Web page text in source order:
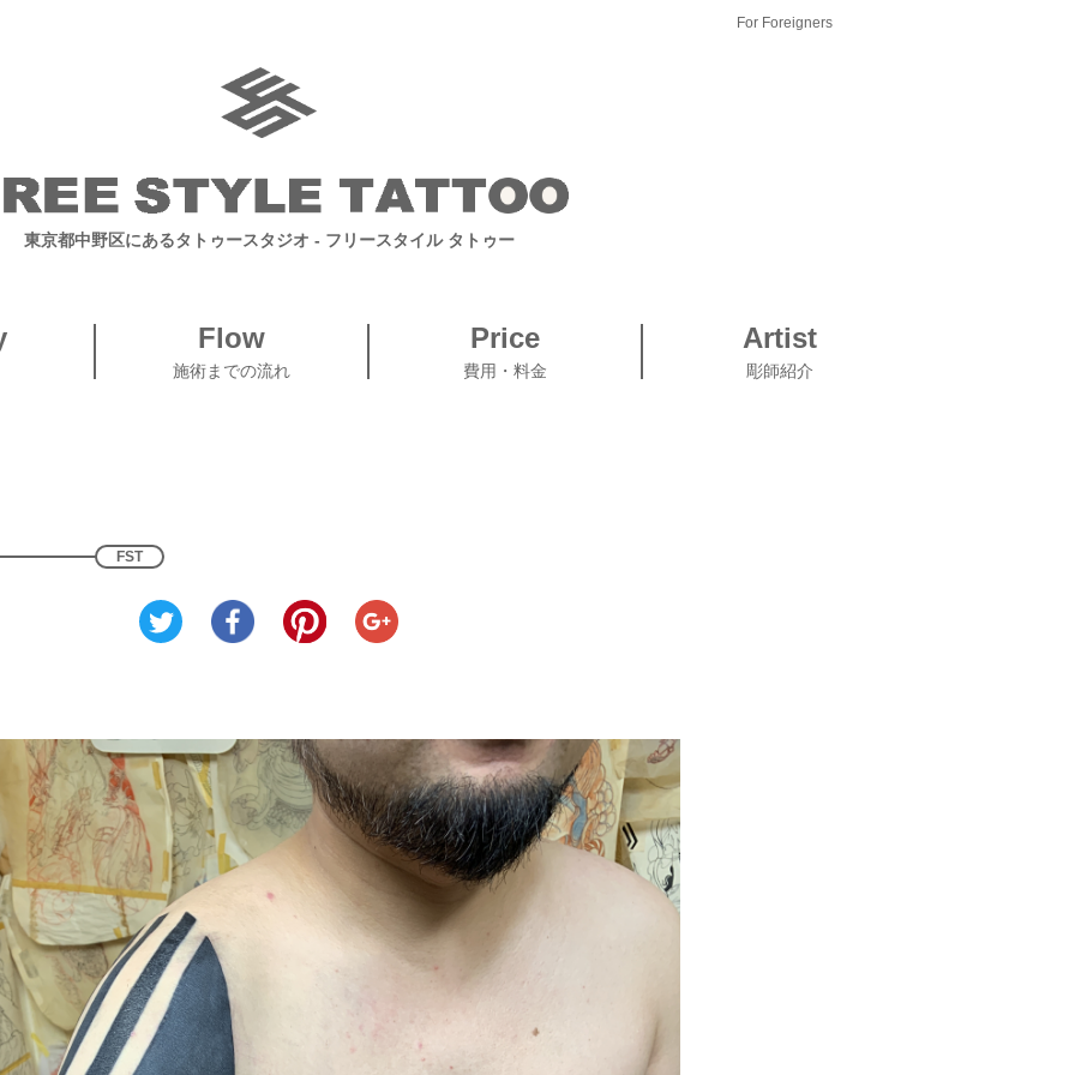
For Foreigners
東京都中野区にあるタトゥースタジオ - フリースタイル タトゥー
Flow
施術までの流れ
Price
費用・料金
Artist
彫師紹介